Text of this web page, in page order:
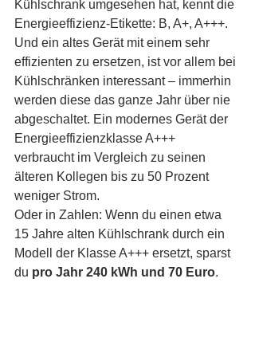
Kühlschrank umgesehen hat, kennt die
Energieeffizienz-Etikette: B, A+, A+++.
Und ein altes Gerät mit einem sehr
effizienten zu ersetzen, ist vor allem bei
Kühlschränken interessant – immerhin
werden diese das ganze Jahr über nie
abgeschaltet. Ein modernes Gerät der
Energieeffizienzklasse A+++
verbraucht im Vergleich zu seinen
älteren Kollegen bis zu 50 Prozent
weniger Strom.
Oder in Zahlen: Wenn du einen etwa
15 Jahre alten Kühlschrank durch ein
Modell der Klasse A+++ ersetzt, sparst
du pro Jahr 240 kWh und 70 Euro.